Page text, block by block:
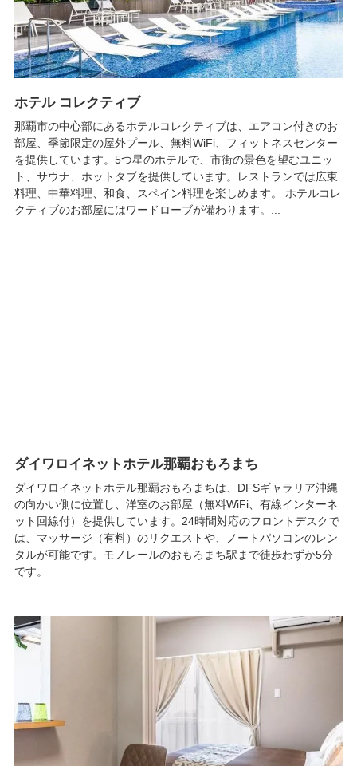
ホテル コレクティブ
那覇市の中心部にあるホテルコレクティブは、エアコン付きのお
部屋、季節限定の屋外プール、無料WiFi、フィットネスセンター
を提供しています。5つ星のホテルで、市街の景色を望むユニッ
ト、サウナ、ホットタブを提供しています。レストランでは広東
料理、中華料理、和食、スペイン料理を楽しめます。 ホテルコレ
クティブのお部屋にはワードローブが備わります。...
ダイワロイネットホテル那覇おもろまち
ダイワロイネットホテル那覇おもろまちは、DFSギャラリア沖縄
の向かい側に位置し、洋室のお部屋（無料WiFi、有線インターネ
ット回線付）を提供しています。24時間対応のフロントデスクで
は、マッサージ（有料）のリクエストや、ノートパソコンのレン
タルが可能です。モノレールのおもろまち駅まで徒歩わずか5分
です。...